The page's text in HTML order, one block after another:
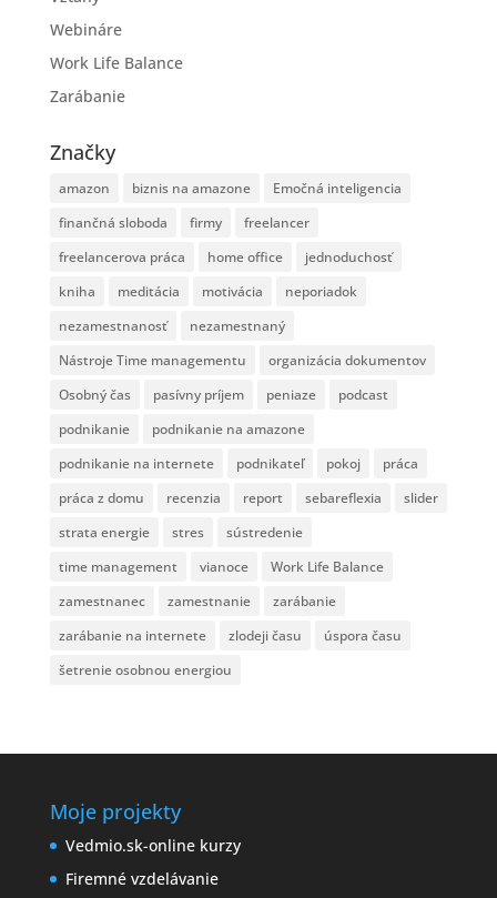
Webináre
Work Life Balance
Zarábanie
Značky
amazon biznis na amazone
Emočná inteligencia
finančná sloboda
firmy
freelancer
freelancerova práca
home office
jednoduchosť
kniha
meditácia motivácia
neporiadok
nezamestnanosť
nezamestnaný
Nástroje Time managementu
organizácia dokumentov
Osobný čas
pasívny príjem peniaze
podcast
podnikanie
podnikanie na amazone
podnikanie na internete
podnikateľ pokoj
práca
práca z domu
recenzia report sebareflexia
slider
strata energie
stres
sústredenie
time management
vianoce
Work Life Balance
zamestnanec
zamestnanie
zarábanie
zarábanie na internete
zlodeji času
úspora času
šetrenie osobnou energiou
Moje projekty
Vedmio.sk-online kurzy
Firemné vzdelávanie